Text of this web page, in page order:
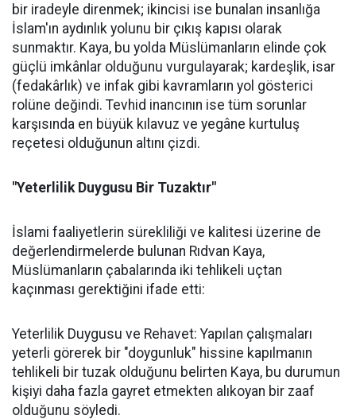
bir iradeyle direnmek; ikincisi ise bunalan insanlığa
İslam'ın aydınlık yolunu bir çıkış kapısı olarak
sunmaktır. Kaya, bu yolda Müslümanların elinde çok
güçlü imkânlar olduğunu vurgulayarak; kardeşlik, isar
(fedakârlık) ve infak gibi kavramların yol gösterici
rolüne değindi. Tevhid inancının ise tüm sorunlar
karşısında en büyük kılavuz ve yegâne kurtuluş
reçetesi olduğunun altını çizdi.
"Yeterlilik Duygusu Bir Tuzaktır"
İslami faaliyetlerin sürekliliği ve kalitesi üzerine de
değerlendirmelerde bulunan Rıdvan Kaya,
Müslümanların çabalarında iki tehlikeli uçtan
kaçınması gerektiğini ifade etti:
Yeterlilik Duygusu ve Rehavet: Yapılan çalışmaları
yeterli görerek bir "doygunluk" hissine kapılmanın
tehlikeli bir tuzak olduğunu belirten Kaya, bu durumun
kişiyi daha fazla gayret etmekten alıkoyan bir zaaf
olduğunu söyledi.